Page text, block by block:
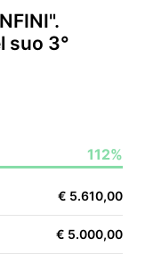
IT
EN
ES
suo 3°
112%
€ 5.610,00
€ 5.000,00